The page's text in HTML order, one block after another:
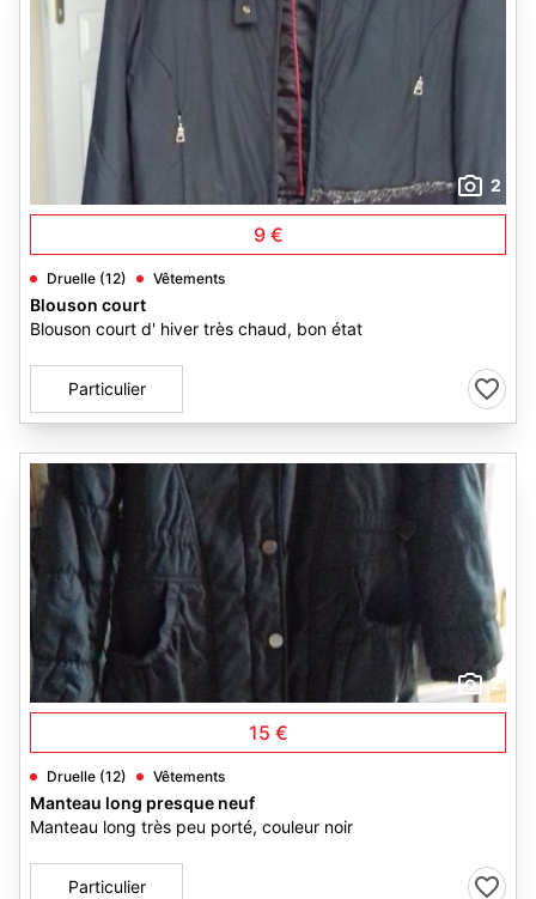
2
9 €
Druelle (12) Vêtements
Blouson court
Blouson court d' hiver très chaud, bon état
Particulier
2
15 €
Druelle (12) Vêtements
Manteau long presque neuf
Manteau long très peu porté, couleur noir
Particulier